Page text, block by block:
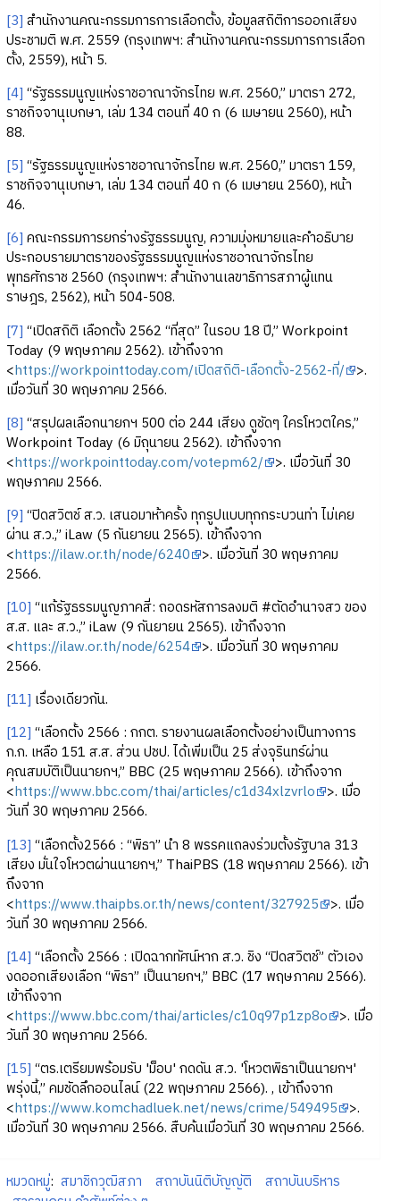
[3] สำนักงานคณะกรรมการการเลือกตั้ง, ข้อมูลสถิติการออกเสียง
ประชามติ พ.ศ. 2559 (กรุงเทพฯ: สำนักงานคณะกรรมการการเลือก
ตั้ง, 2559), หน้า 5.
[4] “รัฐธรรมนูญแห่งราชอาณาจักรไทย พ.ศ. 2560,” มาตรา 272,
ราชกิจจานุเบกษา, เล่ม 134 ตอนที่ 40 ก (6 เมษายน 2560), หน้า
88.
[5] “รัฐธรรมนูญแห่งราชอาณาจักรไทย พ.ศ. 2560,” มาตรา 159,
ราชกิจจานุเบกษา, เล่ม 134 ตอนที่ 40 ก (6 เมษายน 2560), หน้า
46.
[6] คณะกรรมการยกร่างรัฐธรรมนูญ, ความมุ่งหมายและคำอธิบาย
ประกอบรายมาตราของรัฐธรรมนูญแห่งราชอาณาจักรไทย
พุทธศักราช 2560 (กรุงเทพฯ: สำนักงานเลขาธิการสภาผู้แทน
ราษฎร, 2562), หน้า 504-508.
[7] “เปิดสถิติ เลือกตั้ง 2562 “ที่สุด” ในรอบ 18 ปี,” Workpoint
Today (9 พฤษภาคม 2562). เข้าถึงจาก
<https://workpointtoday.com/เปิดสถิติ-เลือกตั้ง-2562-ที่/ >.
เมื่อวันที่ 30 พฤษภาคม 2566.
[8] “สรุปผลเลือกนายกฯ 500 ต่อ 244 เสียง ดูชัดๆ ใครโหวตใคร,”
Workpoint Today (6 มิถุนายน 2562). เข้าถึงจาก
<https://workpointtoday.com/votepm62/ >. เมื่อวันที่ 30
พฤษภาคม 2566.
[9] “ปิดสวิตช์ ส.ว. เสนอมาห้าครั้ง ทุกรูปแบบทุกกระบวนท่า ไม่เคย
ผ่าน ส.ว.,” iLaw (5 กันยายน 2565). เข้าถึงจาก
<https://ilaw.or.th/node/6240 >. เมื่อวันที่ 30 พฤษภาคม
2566.
[10] “แก้รัฐธรรมนูญภาคสี่: ถอดรหัสการลงมติ #ตัดอำนาจสว ของ
ส.ส. และ ส.ว.,” iLaw (9 กันยายน 2565). เข้าถึงจาก
<https://ilaw.or.th/node/6254 >. เมื่อวันที่ 30 พฤษภาคม
2566.
[11] เรื่องเดียวกัน.
[12] “เลือกตั้ง 2566 : กกต. รายงานผลเลือกตั้งอย่างเป็นทางการ
ก.ก. เหลือ 151 ส.ส. ส่วน ปชป. ได้เพิ่มเป็น 25 ส่งจุรินทร์ผ่าน
คุณสมบัติเป็นนายกฯ,” BBC (25 พฤษภาคม 2566). เข้าถึงจาก
<https://www.bbc.com/thai/articles/c1d34xlzvrlo >. เมื่อ
วันที่ 30 พฤษภาคม 2566.
[13] “เลือกตั้ง2566 : “พิธา” นำ 8 พรรคแถลงร่วมตั้งรัฐบาล 313
เสียง มั่นใจโหวตผ่านนายกฯ,” ThaiPBS (18 พฤษภาคม 2566). เข้า
ถึงจาก
<https://www.thaipbs.or.th/news/content/327925 >. เมื่อ
วันที่ 30 พฤษภาคม 2566.
[14] “เลือกตั้ง 2566 : เปิดฉากทัศน์หาก ส.ว. ชิง “ปิดสวิตช์” ตัวเอง
งดออกเสียงเลือก “พิธา” เป็นนายกฯ,” BBC (17 พฤษภาคม 2566).
เข้าถึงจาก
<https://www.bbc.com/thai/articles/c10q97p1zp8o >. เมื่อ
วันที่ 30 พฤษภาคม 2566.
[15] “ตร.เตรียมพร้อมรับ 'ม็อบ' กดดัน ส.ว. 'โหวตพิธาเป็นนายกฯ'
พรุ่งนี้,” คมชัดลึกออนไลน์ (22 พฤษภาคม 2566). , เข้าถึงจาก
<https://www.komchadluek.net/news/crime/549495 >.
เมื่อวันที่ 30 พฤษภาคม 2566. สืบค้นเมื่อวันที่ 30 พฤษภาคม 2566.
หมวดหมู่: สมาชิกวุฒิสภา สถาบันนิติบัญญัติ
สถาบันบริหาร